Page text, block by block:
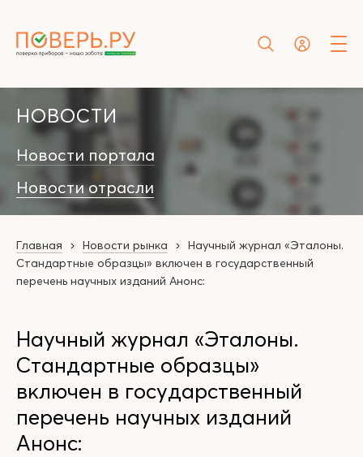
НОВОСТИ
Новости портала
Новости отрасли
Главная Новости рынка
Научный журнал «Эталоны.
Стандартные образцы» включен в государственный
перечень научных изданий Анонс:
Научный журнал «Эталоны.
Стандартные образцы»
включен в государственный
перечень научных изданий
Анонс: